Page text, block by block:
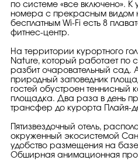
по системе «все включено». К
номера с прекрасным видом
бесплатным Wi-Fi есть 8
фитнес-центр.
На территории курортного
Nature, который работает по
разбит очаровательный сад.
природный заповедник
гостей обустроен теннисный
площадка. Два раза в день
трансфер до курорта Плайя-
Пятизвездочный отель,
окруженный экосиcтемой
удобство размещения на
Обширная анимационная